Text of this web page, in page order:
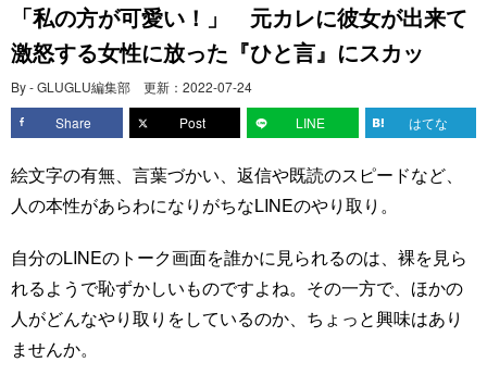
「私の方が可愛い！」 元カレに彼女が出来て
激怒する女性に放った『ひと言』にスカッ
By - GLUGLU編集部 更新： 2022-07-24
Share
Post LINE はてな
絵文字の有無、言葉づかい、返信や既読のスピードなど、
人の本性があらわになりがちなLINEのやり取り。
自分のLINEのトーク画面を誰かに見られるのは、裸を見ら
れるようで恥ずかしいものですよね。その一方で、ほかの
人がどんなやり取りをしているのか、ちょっと興味はあり
ませんか。